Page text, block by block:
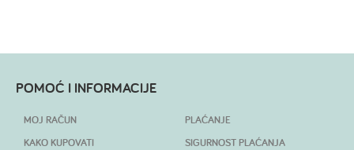
POMOĆ I INFORMACIJE
MOJ RAČUN
KAKO KUPOVATI
PLAĆANJE
SIGURNOST PLAĆANJA